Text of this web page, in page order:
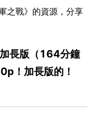
之戰》的資源，分享
長版（164分鐘
！加長版的！